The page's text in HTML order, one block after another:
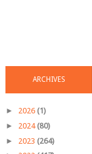
ARCHIVES
► 2026 (1)
► 2024 (80)
► 2023 (264)